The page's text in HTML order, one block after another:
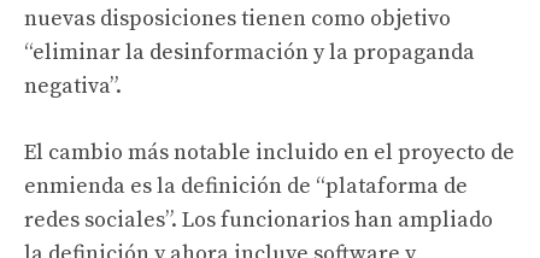
nuevas disposiciones tienen como objetivo
“eliminar la desinformación y la propaganda
negativa”.
El cambio más notable incluido en el proyecto de
enmienda es la definición de “plataforma de
redes sociales”. Los funcionarios han ampliado